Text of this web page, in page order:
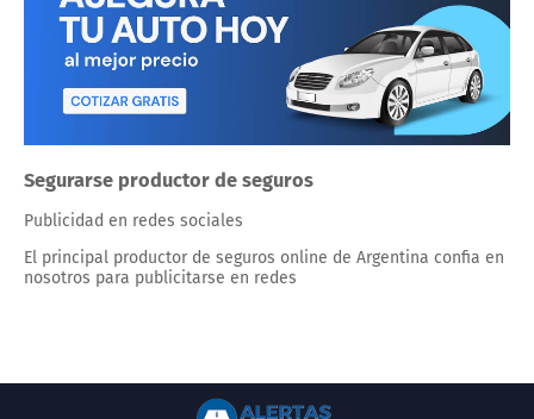
Segurarse productor de seguros
Publicidad en redes sociales
El principal productor de seguros online de Argentina confia en
nosotros para publicitarse en redes